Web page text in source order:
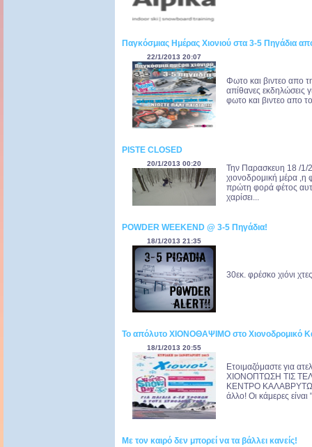
Παγκόσμιας Ημέρας Χιονιού στα 3-5 Πηγάδια
22/1/2013 20:07
Φωτο και βιντεο απο
απίθανες εκδηλώσεις
φωτο και βιντεο απο
PISTE CLOSED
20/1/2013 00:20
Την Παρασκευη 18 /1/
χιονοδρομική μέρα ,η
πρώτη φορά φέτος
χαρίσει...
POWDER WEEKEND @ 3-5 Πηγάδια!
18/1/2013 21:35
30εκ. φρέσκο χιόνι
Το απόλυτο ΧΙΟΝΟΘΑΨΙΜΟ στο Χιονοδρομικό
18/1/2013 20:55
Ετοιμαζόμαστε για
ΧΙΟΝΟΠΤΩΣΗ ΤΙΣ
ΚΕΝΤΡΟ ΚΑΛΑΒΡΥΤΩΝ!
άλλο! Οι κάμερες είναι
Με τον καιρό δεν μπορεί να τα βάλλει κανείς!